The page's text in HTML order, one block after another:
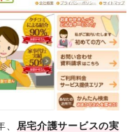
居宅介護サービスの実